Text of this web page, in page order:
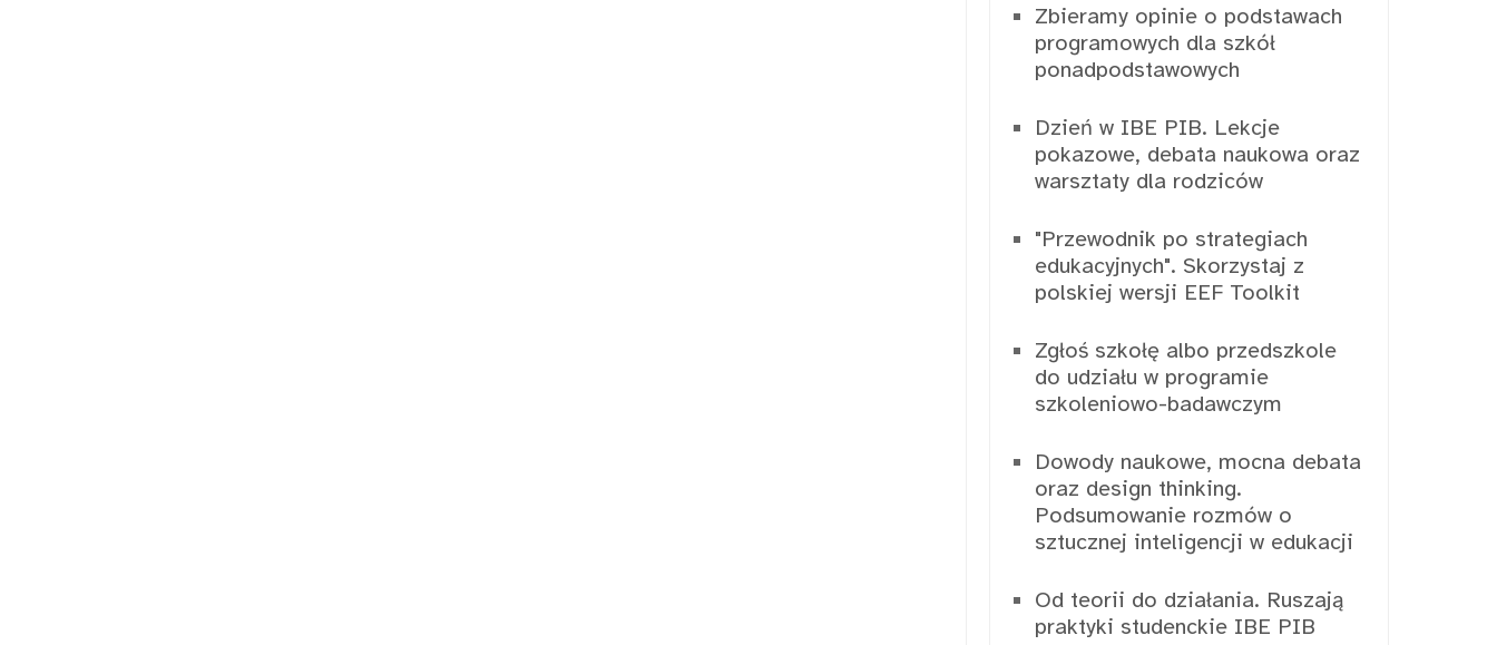
Zbieramy opinie o podstawach
programowych dla szkół
ponadpodstawowych
Dzień w IBE PIB. Lekcje
pokazowe, debata naukowa oraz
warsztaty dla rodziców
"Przewodnik po strategiach
edukacyjnych". Skorzystaj z
polskiej wersji EEF Toolkit
Zgłoś szkołę albo przedszkole
do udziału w programie
szkoleniowo-badawczym
Dowody naukowe, mocna debata
oraz design thinking.
Podsumowanie rozmów o
sztucznej inteligencji w edukacji
Od teorii do działania. Ruszają
praktyki studenckie IBE PIB